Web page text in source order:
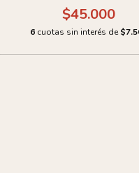
$45.000
6 cuotas sin interés de